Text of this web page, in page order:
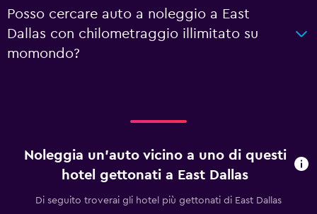
Posso cercare auto a noleggio a East
Dallas con chilometraggio illimitato su
momondo?
Noleggia un'auto vicino a uno di questi
hotel gettonati a East Dallas
Di seguito troverai gli hotel più gettonati di East Dallas